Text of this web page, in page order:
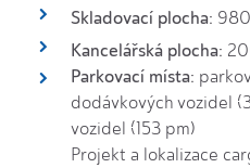
Skladovací plocha:
Kancelářská plocha:
Parkovací místa:
dodávkových vozidel
vozidel (153 pm)
Projekt a lokalizace